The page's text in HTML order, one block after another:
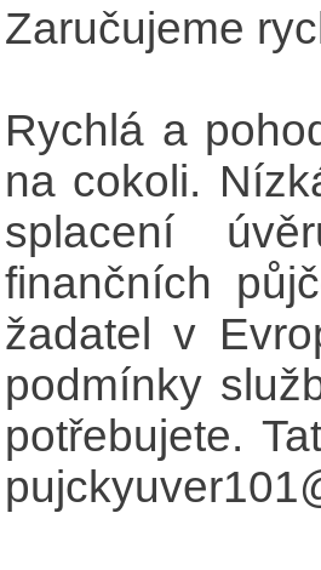
Zaručujeme
Rychlá a
na cokoli.
splacení
finančních
žadatel v
podmínky
potřebujete.